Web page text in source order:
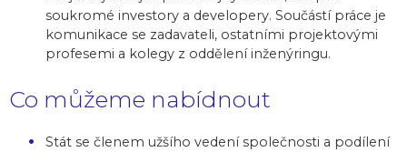
soukromé investory a developery. Součástí práce je
komunikace se zadavateli, ostatními projektovými
profesemi a kolegy z oddělení inženýringu.
Co můžeme nabídnout
Stát se členem užšího vedení společnosti a podílení